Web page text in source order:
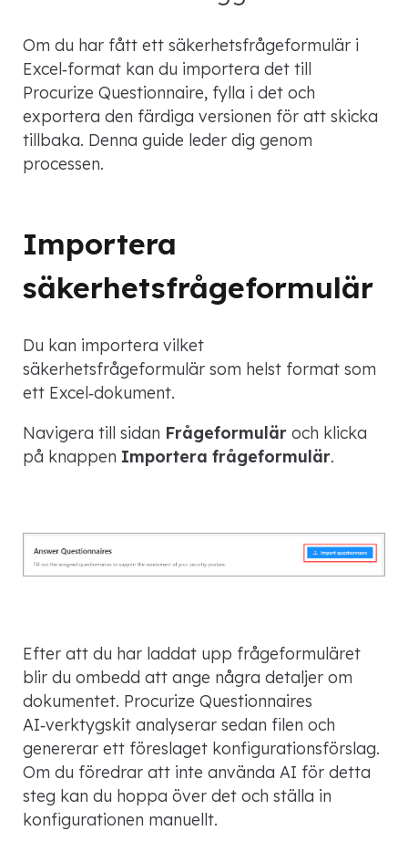
Om du har fått ett säkerhetsfrågeformulär i
Excel‑format kan du importera det till
Procurize Questionnaire, fylla i det och
exportera den färdiga versionen för att skicka
tillbaka. Denna guide leder dig genom
processen.
Importera
säkerhetsfrågeformulär
Du kan importera vilket
säkerhetsfrågeformulär som helst format som
ett Excel‑dokument.
Navigera till sidan Frågeformulär och klicka
på knappen Importera frågeformulär.
Efter att du har laddat upp frågeformuläret
blir du ombedd att ange några detaljer om
dokumentet. Procurize Questionnaires
AI‑verktygskit analyserar sedan filen och
genererar ett föreslaget konfigurationsförslag.
Om du föredrar att inte använda AI för detta
steg kan du hoppa över det och ställa in
konfigurationen manuellt.